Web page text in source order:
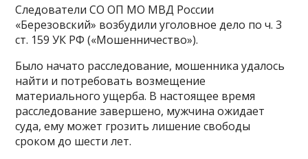
Следователи СО ОП МО МВД России
«Березовский» возбудили уголовное дело по ч. 3
ст. 159 УК РФ («Мошенничество»).
Было начато расследование, мошенника удалось
найти и потребовать возмещение
материального ущерба. В настоящее время
расследование завершено, мужчина ожидает
суда, ему может грозить лишение свободы
сроком до шести лет.